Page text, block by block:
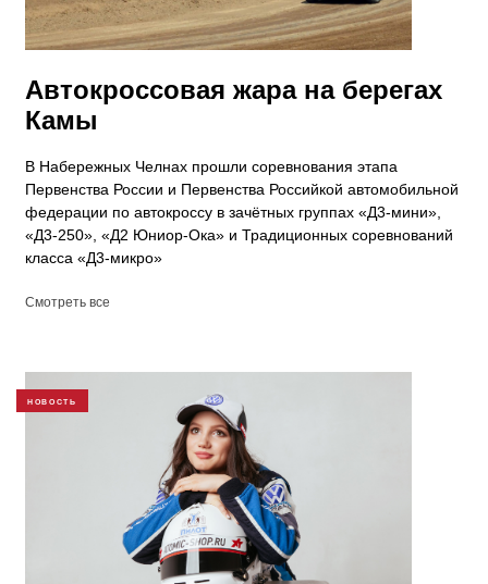
Автокроссовая жара на берегах
Камы
В Набережных Челнах прошли соревнования этапа
Первенства России и Первенства Российкой автомобильной
федерации по автокроссу в зачётных группах «Д3-мини»,
«Д3-250», «Д2 Юниор-Ока» и Традиционных соревнований
класса «Д3-микро»
Смотреть все
НОВОСТЬ